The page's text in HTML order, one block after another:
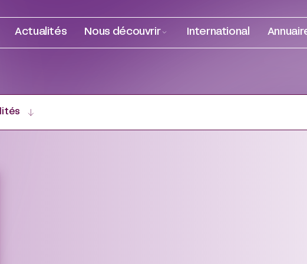
Actualités Nous découvrir International